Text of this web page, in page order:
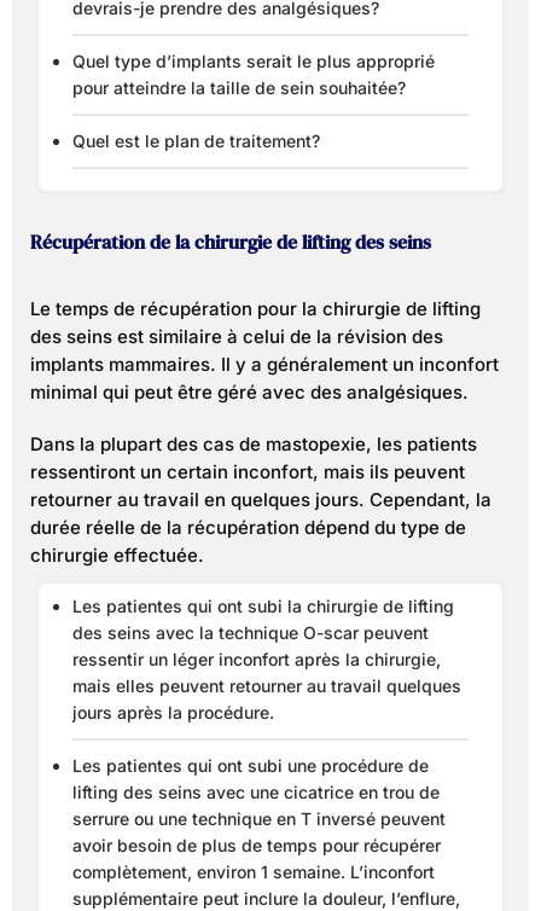
devrais-je prendre des analgésiques?
Quel type d’implants serait le plus approprié
pour atteindre la taille de sein souhaitée?
Quel est le plan de traitement?
Récupération de la chirurgie de lifting des seins
Le temps de récupération pour la chirurgie de lifting
des seins est similaire à celui de la révision des
implants mammaires. Il y a généralement un inconfort
minimal qui peut être géré avec des analgésiques.
Dans la plupart des cas de mastopexie, les patients
ressentiront un certain inconfort, mais ils peuvent
retourner au travail en quelques jours. Cependant, la
durée réelle de la récupération dépend du type de
chirurgie effectuée.
Les patientes qui ont subi la chirurgie de lifting
des seins avec la technique O-scar peuvent
ressentir un léger inconfort après la chirurgie,
mais elles peuvent retourner au travail quelques
jours après la procédure.
Les patientes qui ont subi une procédure de
lifting des seins avec une cicatrice en trou de
serrure ou une technique en T inversé peuvent
avoir besoin de plus de temps pour récupérer
complètement, environ 1 semaine. L’inconfort
supplémentaire peut inclure la douleur, l’enflure,